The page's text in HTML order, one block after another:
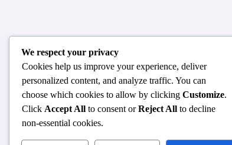
124,3rd floor, above Pizza
We respect your privacy
Cookies help us improve your experience, deliver
personalized content, and analyze traffic. You can
choose which cookies to allow by clicking Customize.
Click Accept All to consent orReject All to decline
non-essential cookies.